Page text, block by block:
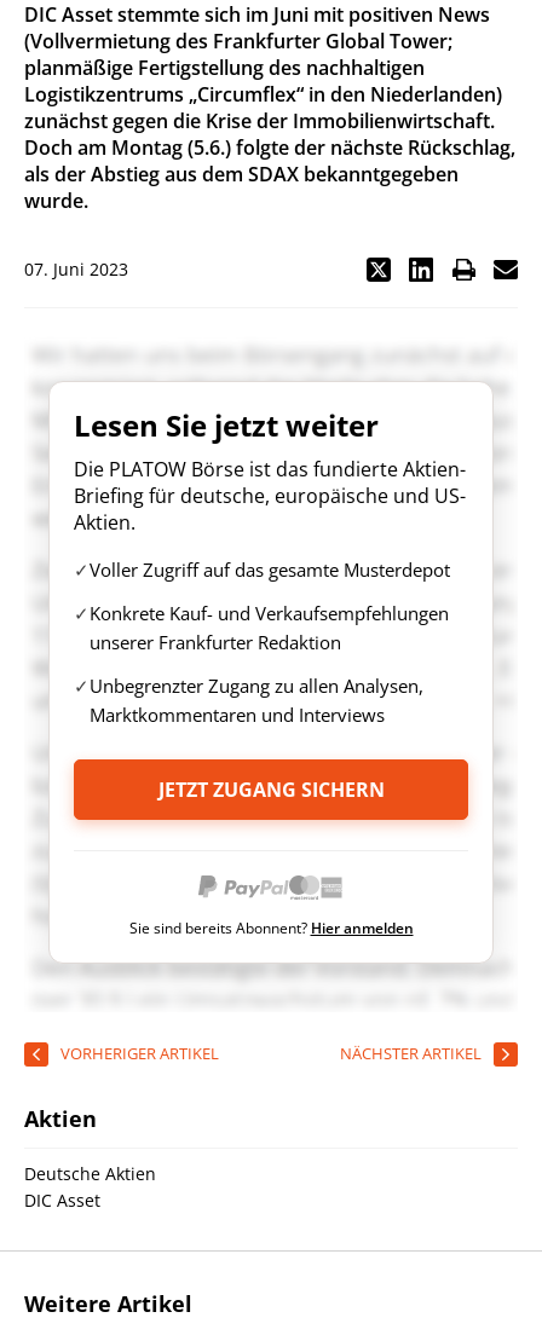
DIC Asset stemmte sich im Juni mit positiven News
(Vollvermietung des Frankfurter Global Tower;
planmäßige Fertigstellung des nachhaltigen
Logistikzentrums „Circumflex“ in den Niederlanden)
zunächst gegen die Krise der Immobilienwirtschaft.
Doch am Montag (5.6.) folgte der nächste Rückschlag,
als der Abstieg aus dem SDAX bekanntgegeben
wurde.
07. Juni 2023
Lesen Sie jetzt weiter
Die PLATOW Börse ist das fundierte Aktien-
Briefing für deutsche, europäische und US-
Aktien.
Voller Zugriff auf das gesamte Musterdepot
Konkrete Kauf- und Verkaufsempfehlungen
unserer Frankfurter Redaktion
Unbegrenzter Zugang zu allen Analysen,
Marktkommentaren und Interviews
JETZT ZUGANG SICHERN
Sie sind bereits Abonnent? Hier anmelden
VORHERIGER ARTIKEL NÄCHSTER ARTIKEL
Aktien
Deutsche Aktien
DIC Asset
Weitere Artikel